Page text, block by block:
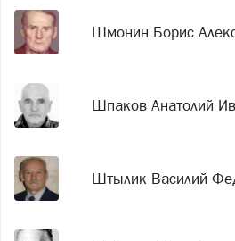
Шмонин Борис
Шпаков Анатолий
Штылик Василий